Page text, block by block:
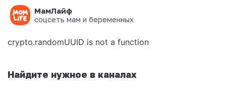
МамЛайф
соцсеть мам и беременных
Ошибка на странице
crypto.randomUUID is not a function
Найдите нужное в каналах